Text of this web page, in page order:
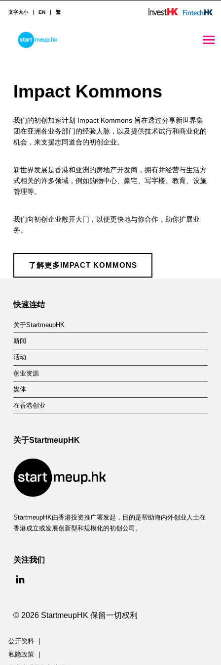
STARTMEUPHK
文字大小 EN 繁
I
p
a
c
t
K
o
m
m
s
Impact Kommons
我们的初创加速计划 Impact Kommons 旨在透过分享新世界集
团在亚洲各业务部门的经验人脉， 以及提供技术试行和商业化的
机会，来支援志同道合的初创企业。
新世界发展是香港和亚洲的房地产开发商， 拥有并经营与生活方
式相关的许多领域，例如购物中心、豪宅、 写字楼、教育、设施
管理等。
我们向初创企业敞开大门，以便更快地与你合作，助你扩展业
务。
了解更多IMPACT KOMMONS
Skip back to main navigation
快速连结
关于StartmeupHK
新闻
活动
创业资源
媒体
在香港创业
关于StartmeupHK
StartmeupHK由香港投资推广署发起，目的是帮助海内外创业人士在
香港成立或发展创新型和规模化的初创公司。
关注我们
© 2026 StartmeupHK 保留一切权利
公开资料
私隐政策